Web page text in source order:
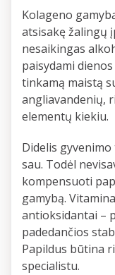
Kolageno
atsisakę žalingų
nesaikingas
paisydami
tinkamą maistą
angliavandenių,
elementų kiekiu.
Didelis
sau. Todėl
kompensuoti
gamybą.
antioksidantai –
padedančios
Papildus būtina
specialistu.